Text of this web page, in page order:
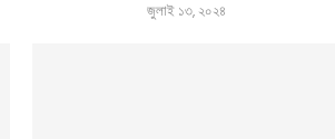
জুলাই ১৩, ২০২৪